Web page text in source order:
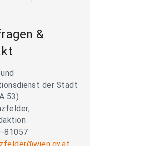
&
der Stadt
53)
81057